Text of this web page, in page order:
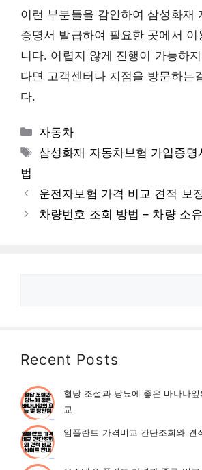
이런 부분들을 감안하여 삼성화재
증명서 발급하여 필요한 곳에서
니다. 어렵지 않게 진행이 가능하
다면 고객센터나 지점을 방문하는
다.
카
테
자동차
태
삼성화재 자동차보험 가입증명
법
운전자보험 가격 비교 견적 보
차량번호 조회 방법 – 차량 소
Recent Posts
혈당 조절과 당뇨에 좋은 바나나
교
임플란트 가격비교 간단조회와 견